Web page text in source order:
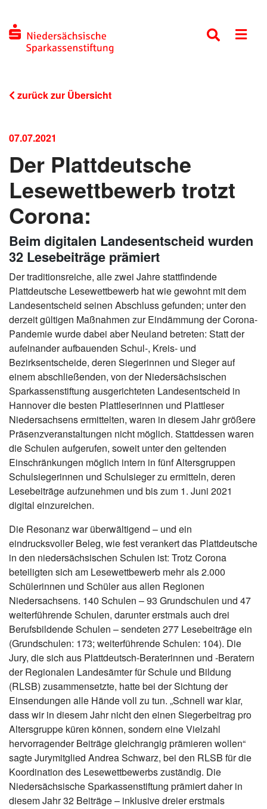
zurück zur Übersicht
07.07.2021
Der Plattdeutsche
Lesewettbewerb trotzt
Corona:
Beim digitalen Landesentscheid wurden
32 Lesebeiträge prämiert
Der traditionsreiche, alle zwei Jahre stattfindende
Plattdeutsche Lesewettbewerb hat wie gewohnt mit dem
Landesentscheid seinen Abschluss gefunden; unter den
derzeit gültigen Maßnahmen zur Eindämmung der Corona-
Pandemie wurde dabei aber Neuland betreten: Statt der
aufeinander aufbauenden Schul-, Kreis- und
Bezirksentscheide, deren Siegerinnen und Sieger auf
einem abschließenden, von der Niedersächsischen
Sparkassenstiftung ausgerichteten Landesentscheid in
Hannover die besten Plattleserinnen und Plattleser
Niedersachsens ermittelten, waren in diesem Jahr größere
Präsenzveranstaltungen nicht möglich. Stattdessen waren
die Schulen aufgerufen, soweit unter den geltenden
Einschränkungen möglich intern in fünf Altersgruppen
Schulsiegerinnen und Schulsieger zu ermitteln, deren
Lesebeiträge aufzunehmen und bis zum 1. Juni 2021
digital einzureichen.
Die Resonanz war überwältigend – und ein
eindrucksvoller Beleg, wie fest verankert das Plattdeutsche
in den niedersächsischen Schulen ist: Trotz Corona
beteiligten sich am Lesewettbewerb mehr als 2.000
Schülerinnen und Schüler aus allen Regionen
Niedersachsens. 140 Schulen – 93 Grundschulen und 47
weiterführende Schulen, darunter erstmals auch drei
Berufsbildende Schulen – sendeten 277 Lesebeiträge ein
(Grundschulen: 173; weiterführende Schulen: 104). Die
Jury, die sich aus Plattdeutsch-Beraterinnen und ‑Beratern
der Regionalen Landesämter für Schule und Bildung
(RLSB) zusammensetzte, hatte bei der Sichtung der
Einsendungen alle Hände voll zu tun. „Schnell war klar,
dass wir in diesem Jahr nicht den einen Siegerbeitrag pro
Altersgruppe küren können, sondern eine Vielzahl
hervorragender Beiträge gleichrangig prämieren wollen“
sagte Jurymitglied Andrea Schwarz, bei den RLSB für die
Koordination des Lesewettbewerbs zuständig. Die
Niedersächsische Sparkassenstiftung prämiert daher in
diesem Jahr 32 Beiträge – inklusive dreier erstmals